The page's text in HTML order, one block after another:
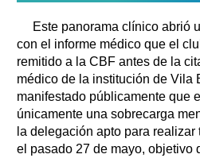
Este panorama clínico abrió
con el informe médico que el
remitido a la CBF antes de la
médico de la institución de Vila
manifestado públicamente que
únicamente una sobrecarga
la delegación apto para
el pasado 27 de mayo, objetivo